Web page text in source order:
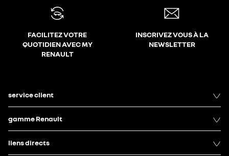
FACILITEZ VOTRE
QUOTIDIEN AVEC MY
RENAULT
INSCRIVEZ VOUS À LA
NEWSLETTER
service client
gamme Renault
liens directs